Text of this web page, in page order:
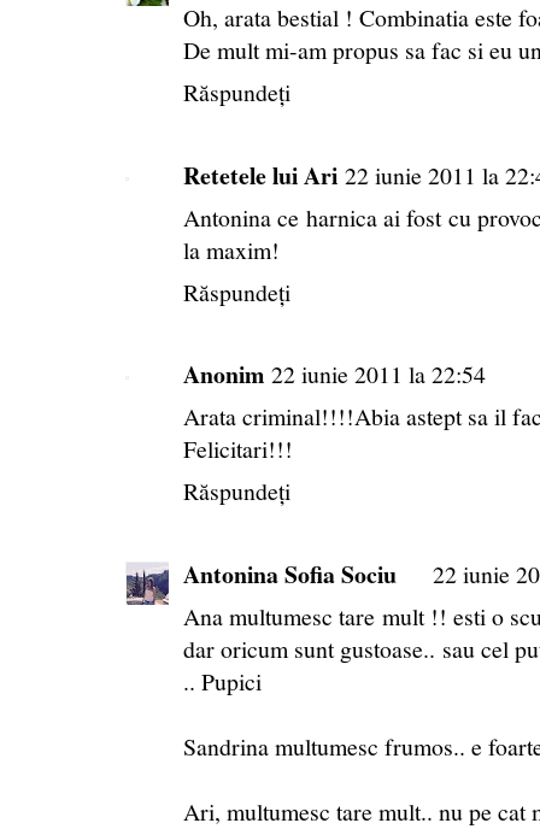
Oh, arata bestial ! Combinatia este
De mult mi-am propus sa fac si eu
Răspundeți
Retetele lui Ari 22 iunie 2011 la
Antonina ce harnica ai fost cu
la maxim!
Răspundeți
Anonim 22 iunie 2011 la 22:54
Arata criminal!!!!Abia astept sa il
Felicitari!!!
Răspundeți
Antonina Sofia Sociu
22 iunie
Ana multumesc tare mult !! esti o
dar oricum sunt gustoase.. sau cel
.. Pupici
Sandrina multumesc frumos.. e
Ari, multumesc tare mult.. nu pe cat